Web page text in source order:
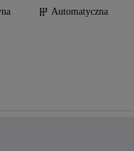
Automatyczna